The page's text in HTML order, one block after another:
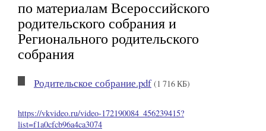
по материалам Всероссийского
родительского собрания и
Регионального родительского
собрания
Родительское собрание.pdf (1 716 КБ)
https://vkvideo.ru/video-172190084_456239415?
list=f1a0cfcb96a4ca3074